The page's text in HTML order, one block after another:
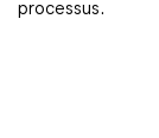
processus.